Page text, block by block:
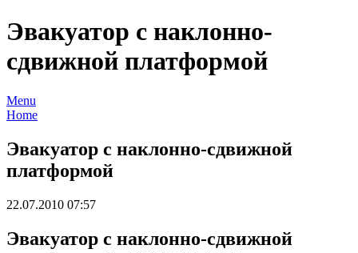
Эвакуатор с наклонно-
сдвижной платформой
Menu
Home
Эвакуатор с наклонно-сдвижной
платформой
22.07.2010 07:57
Эвакуатор с наклонно-сдвижной